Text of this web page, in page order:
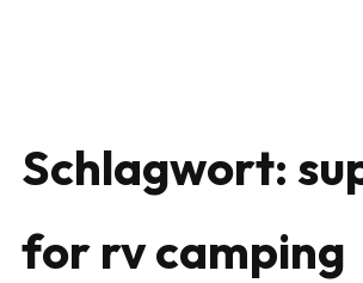
Schlagwort:
for rv camping